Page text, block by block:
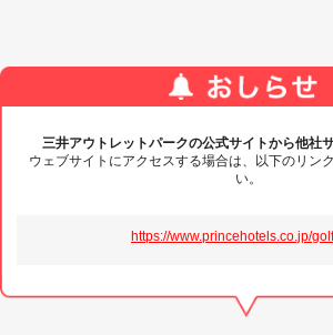
三井アウトレットパークの公式サイトから他社
ウェブサイトにアクセスする場合は、以下のリン
い。
https://www.princehotels.co.jp/